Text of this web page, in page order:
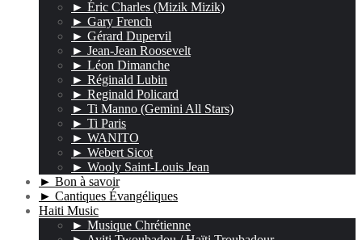
► Éric Charles (Mizik Mizik)
► Gary French
► Gérard Dupervil
► Jean-Jean Roosevelt
► Léon Dimanche
► Réginald Lubin
► Reginald Policard
► Ti Manno (Gemini All Stars)
► Ti Paris
► WANITO
► Webert Sicot
► Wooly Saint-Louis Jean
► Bon à savoir
► Cantiques Évangéliques
Haiti Music
► Musique Chrétienne